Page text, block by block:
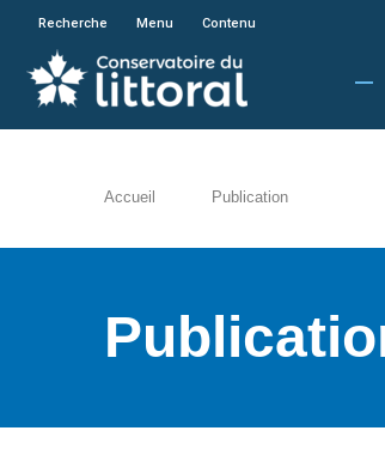
En poursuivant votre
Recherche Menu Contenu
Accueil Publication